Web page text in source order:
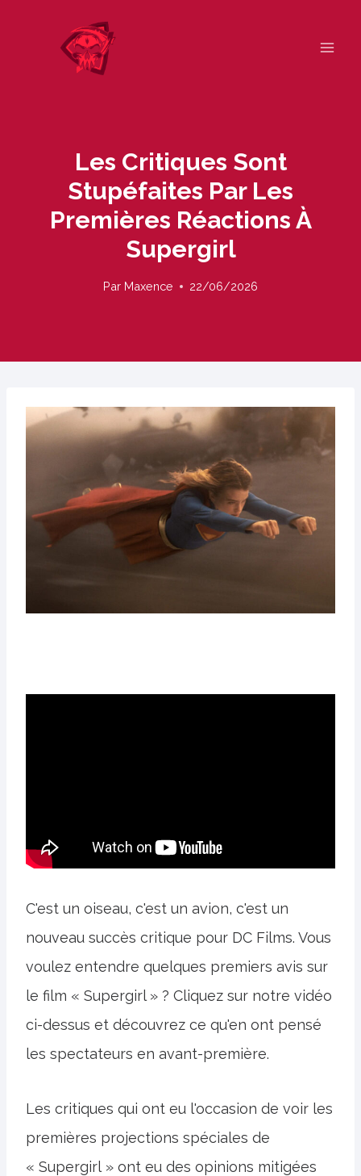
Les Critiques Sont
Stupéfaites Par Les
Premières Réactions À
Supergirl
Par Maxence 22/06/2026
C'est un oiseau, c'est un avion, c'est un
nouveau succès critique pour DC Films. Vous
voulez entendre quelques premiers avis sur
le film « Supergirl » ? Cliquez sur notre vidéo
ci-dessus et découvrez ce qu'en ont pensé
les spectateurs en avant-première.
Les critiques qui ont eu l'occasion de voir les
premières projections spéciales de
« Supergirl » ont eu des opinions mitigées